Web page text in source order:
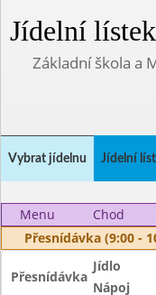
Jídelní lístek
Základní škola a
Vybrat jídelnu Jídelní
Menu Chod
Přesnídávka (9:00 -
Přesnídávka
Jídlo
Nápoj